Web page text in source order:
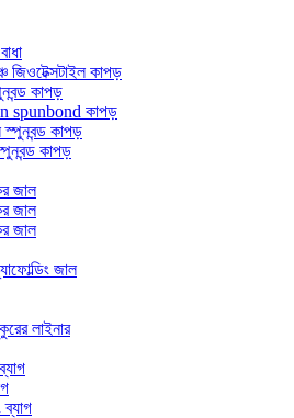
জিওটেক্সটাইল কাপড়
কাপড়
spunbond কাপড়
কাপড়
কাপড়
জাল
জাল
জাল
জাল
লাইনার
ব্যাগ